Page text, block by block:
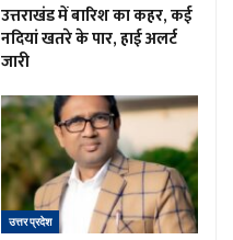
उत्तराखंड में बारिश का कहर, कई
नदियां खतरे के पार, हाई अलर्ट
जारी
उत्तर प्रदेश